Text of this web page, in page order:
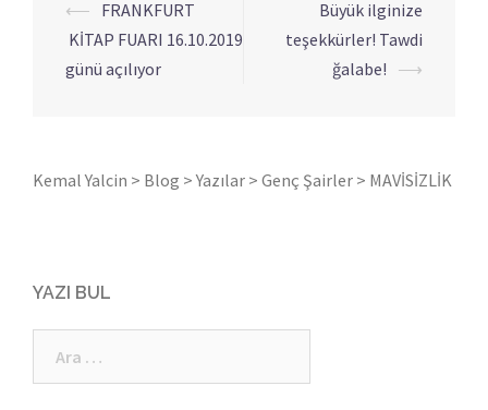
Yazı
dolaşımı
⟵ FRANKFURT
KİTAP FUARI 16.10.2019
günü açılıyor
Büyük ilginize
teşekkürler! Tawdi
ğalabe! ⟶
Kemal Yalcin > Blog >Yazılar > Genç Şairler > MAVİSİZLİK
YAZI BUL